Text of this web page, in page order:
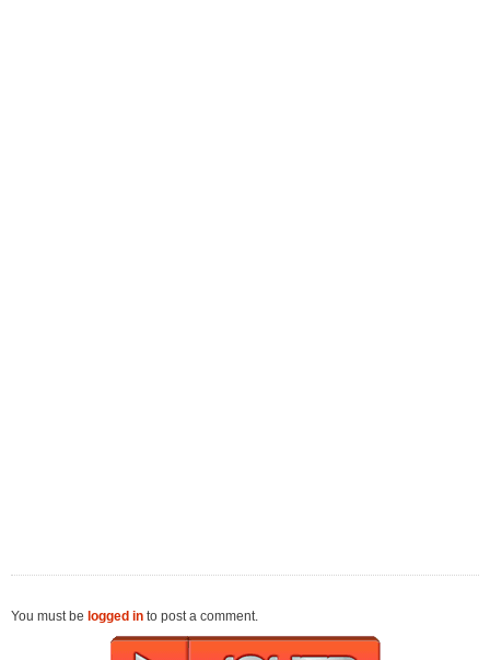
You must be logged in to post a comment.